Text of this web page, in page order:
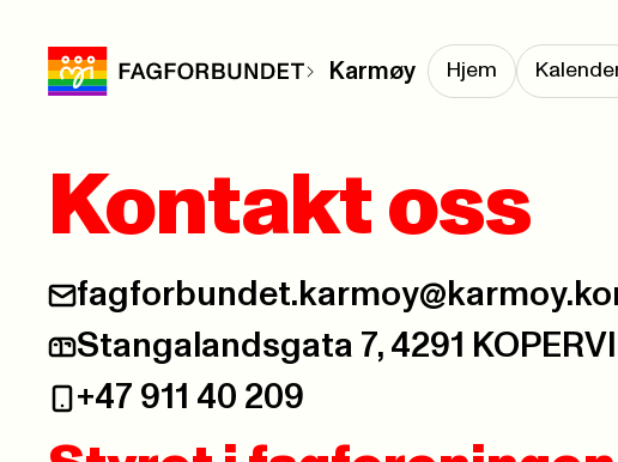
Karmøy Hjem
Kontakt oss
Stangalandsgata 7, 4291
+47 911 40 209